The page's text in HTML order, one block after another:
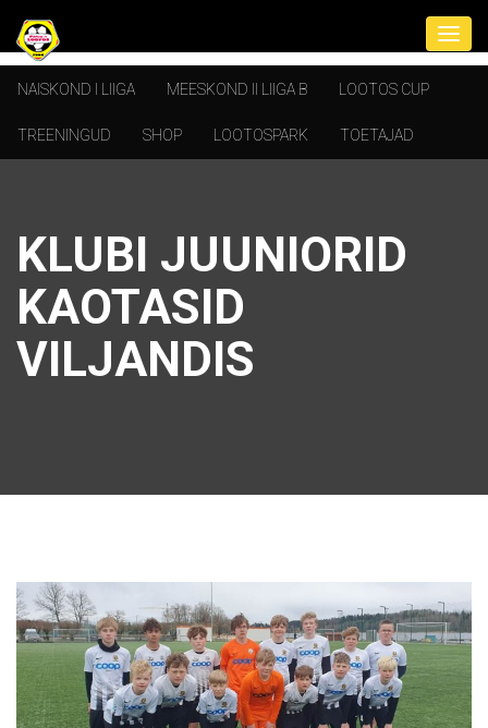
NAISKOND I LIIGA MEESKOND II LIIGA B LOOTOS CUP
TREENINGUD SHOP LOOTOSPARK TOETAJAD
KLUBI JUUNIORID
KAOTASID
VILJANDIS